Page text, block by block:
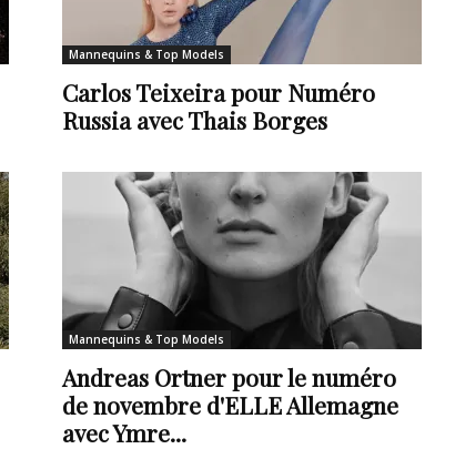
Mannequins & Top Models
Carlos Teixeira pour Numéro
Russia avec Thais Borges
Mannequins & Top Models
Andreas Ortner pour le numéro
de novembre d'ELLE Allemagne
avec Ymre...